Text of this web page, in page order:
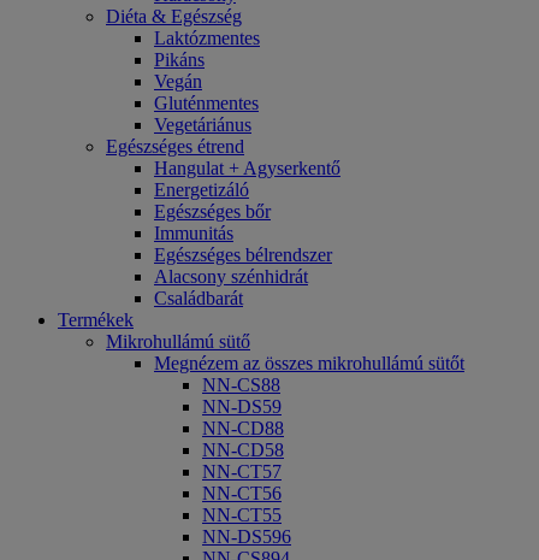
Diéta & Egészség
Laktózmentes
Pikáns
Vegán
Gluténmentes
Vegetáriánus
Egészséges étrend
Hangulat + Agyserkentő
Energetizáló
Egészséges bőr
Immunitás
Egészséges bélrendszer
Alacsony szénhidrát
Családbarát
Termékek
Mikrohullámú sütő
Megnézem az összes mikrohullámú sütőt
NN-CS88
NN-DS59
NN-CD88
NN-CD58
NN-CT57
NN-CT56
NN-CT55
NN-DS596